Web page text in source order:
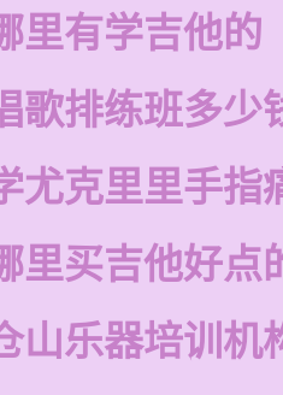
里有学吉他的
歌排练班多少
尤克里里手指
里买吉他好点
山乐器培训机